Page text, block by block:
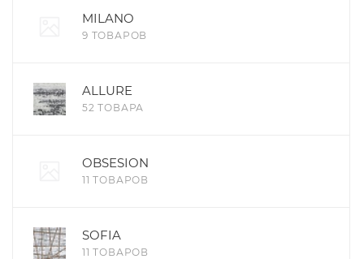
MILANO
9 ТОВАРОВ
ALLURE
52 ТОВАРА
OBSESION
11 ТОВАРОВ
SOFIA
11 ТОВАРОВ